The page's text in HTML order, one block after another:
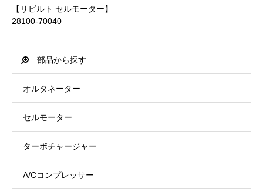
30,000 円 ～ 49,999 円
PayPay銀行
ビジネス営業部支店(店番:005)
普通口座 1316532
カ）ジェイトック
商品合計価格(送料含む)
中国 0 円
北九州 0 円
南九州 0 円
沖縄
詳細は”配送について”をご参照ください。
【リビルト セルモーター】
28100-70040
部品から探す
オルタネーター
セルモーター
ターボチャージャー
A/Cコンプレッサー